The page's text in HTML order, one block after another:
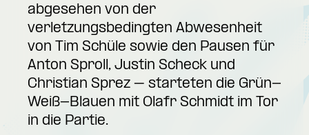
abgesehen von der
verletzungsbedingten Abwesenheit
von Tim Schüle sowie den Pausen für
Anton Sproll, Justin Scheck und
Christian Sprez – starteten die Grün-
Weiß-Blauen mit Olafr Schmidt im Tor
in die Partie.